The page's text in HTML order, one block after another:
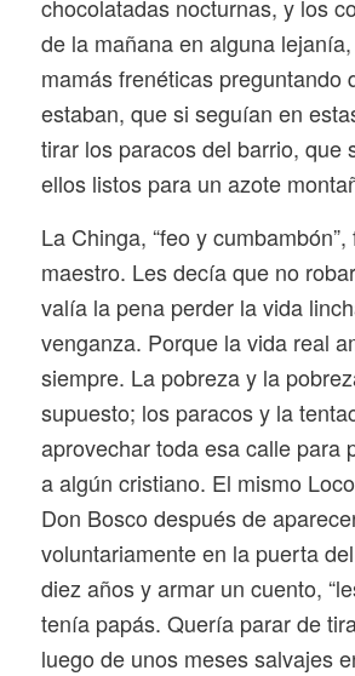
chocolatadas nocturnas, y los
de la mañana en alguna
mamás frenéticas preguntando
estaban, que si seguían en
tirar los paracos del barrio, que
ellos listos para un azote
La Chinga, “feo y cumbambón”,
maestro. Les decía que no
valía la pena perder la vida
venganza. Porque la vida real
siempre. La pobreza y la
supuesto; los paracos y la
aprovechar toda esa calle para
a algún cristiano. El mismo
Don Bosco después de
voluntariamente en la puerta
diez años y armar un cuento,
tenía papás. Quería parar de
luego de unos meses salvajes